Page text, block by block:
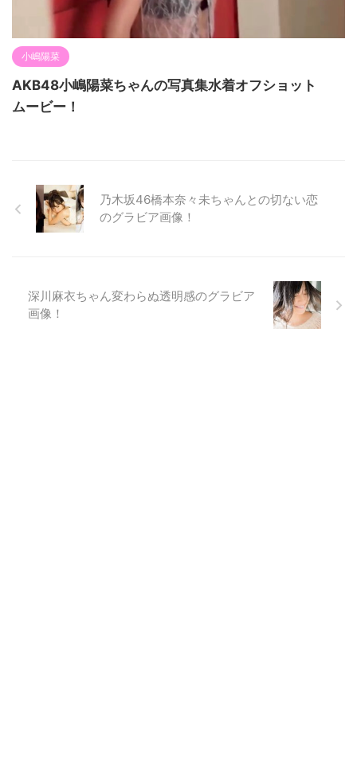
小嶋陽菜
AKB48小嶋陽菜ちゃんの写真集水着オフショット
ムービー！
乃木坂46橋本奈々未ちゃんとの切ない恋
のグラビア画像！
深川麻衣ちゃん変わらぬ透明感のグラビア
画像！